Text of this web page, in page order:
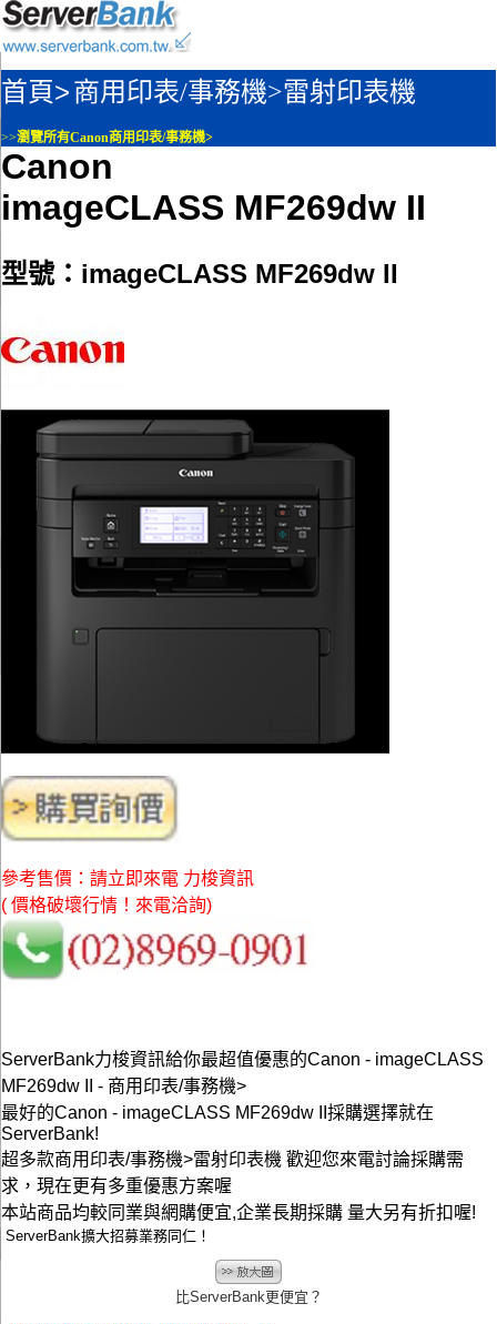
首頁>商用印表/事務機>雷射印表機
>>瀏覽所有Canon商用印表/事務機>
Canon
imageCLASS MF269dw II
型號：imageCLASS MF269dw II
參考售價：請立即來電 力梭資訊
( 價格破壞行情！來電洽詢)
ServerBank力梭資訊給你最超值優惠的Canon - imageCLASS
MF269dw II - 商用印表/事務機>
最好的Canon - imageCLASS MF269dw II採購選擇就在
ServerBank!
超多款商用印表/事務機>雷射印表機 歡迎您來電討論採購需
求，現在更有多重優惠方案喔
本站商品均較同業與網購便宜,企業長期採購 量大另有折扣喔!
ServerBank擴大招募業務同仁！
比ServerBank更便宜？